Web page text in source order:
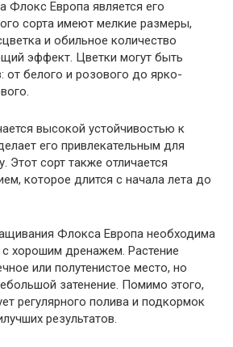
Флокс Европа является его
сорта имеют мелкие размеры,
и обильное количество
эффект. Цветки могут быть
от белого и розового до ярко-
высокой устойчивостью к
его привлекательным для
Этот сорт также отличается
которое длится с начала лета до
Флокса Европа необходима
хорошим дренажем. Растение
или полутенистое место, но
затенение. Помимо этого,
регулярного полива и подкормок
результатов.